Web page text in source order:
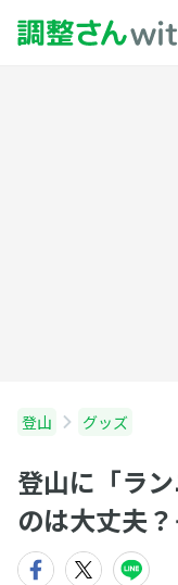
登山 グッズ
登山に「ラ
のは大丈夫